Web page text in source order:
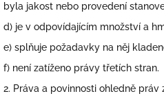
byla jakost nebo provedení
d) je v odpovídajícím množství a
e) splňuje požadavky na něj
f) není zatíženo právy třetích stran.
2. Práva a povinnosti ohledně práv